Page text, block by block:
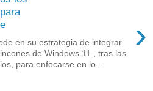
›
en su estrategia de integrar
de Windows 11 , tras las
para enfocarse en lo...